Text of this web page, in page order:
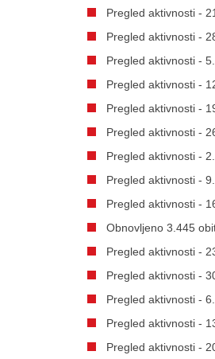
Pregled aktivnosti -
Pregled aktivnosti -
Pregled aktivnosti -
Pregled aktivnosti -
Pregled aktivnosti -
Pregled aktivnosti -
Pregled aktivnosti -
Pregled aktivnosti -
Pregled aktivnosti -
Obnovljeno 3.445
Pregled aktivnosti -
Pregled aktivnosti -
Pregled aktivnosti -
Pregled aktivnosti -
Pregled aktivnosti -